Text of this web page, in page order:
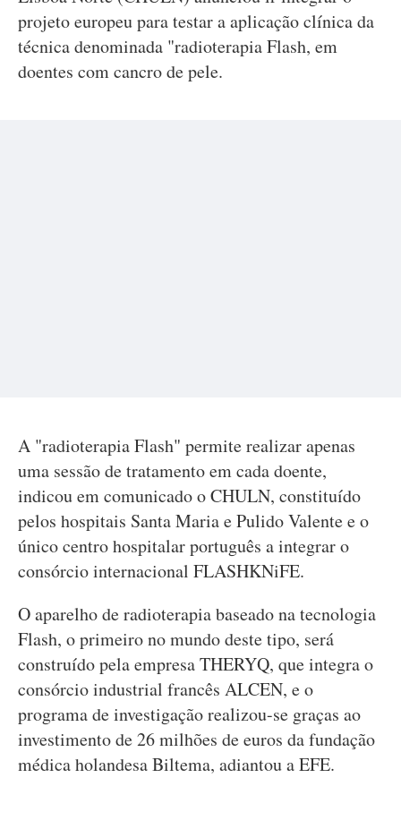
projeto europeu para testar a aplicação clínica da
técnica denominada "radioterapia Flash, em
doentes com cancro de pele.
A "radioterapia Flash" permite realizar apenas
uma sessão de tratamento em cada doente,
indicou em comunicado o CHULN, constituído
pelos hospitais Santa Maria e Pulido Valente e o
único centro hospitalar português a integrar o
consórcio internacional FLASHKNiFE.
O aparelho de radioterapia baseado na tecnologia
Flash, o primeiro no mundo deste tipo, será
construído pela empresa THERYQ, que integra o
consórcio industrial francês ALCEN, e o
programa de investigação realizou-se graças ao
investimento de 26 milhões de euros da fundação
médica holandesa Biltema, adiantou a EFE.